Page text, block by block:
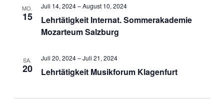
MO.
15
Lehrtätigkeit Internat. Sommerakademie
Mozarteum Salzburg
Juli 14, 2024–August 10, 2024
SA.
20 Lehrtätigkeit Musikforum Klagenfurt
Juli 20, 2024–Juli 21, 2024